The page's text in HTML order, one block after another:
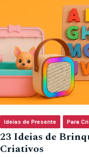
Ideias de Presente Para
23 Ideias de
Criativos